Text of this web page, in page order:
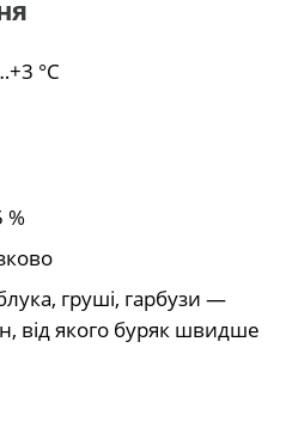
°C
%
груші, гарбузи —
від якого буряк швидше